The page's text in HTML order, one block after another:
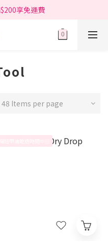
享免運費
享免運費
HK$200 (*selected items)
48 Items per page